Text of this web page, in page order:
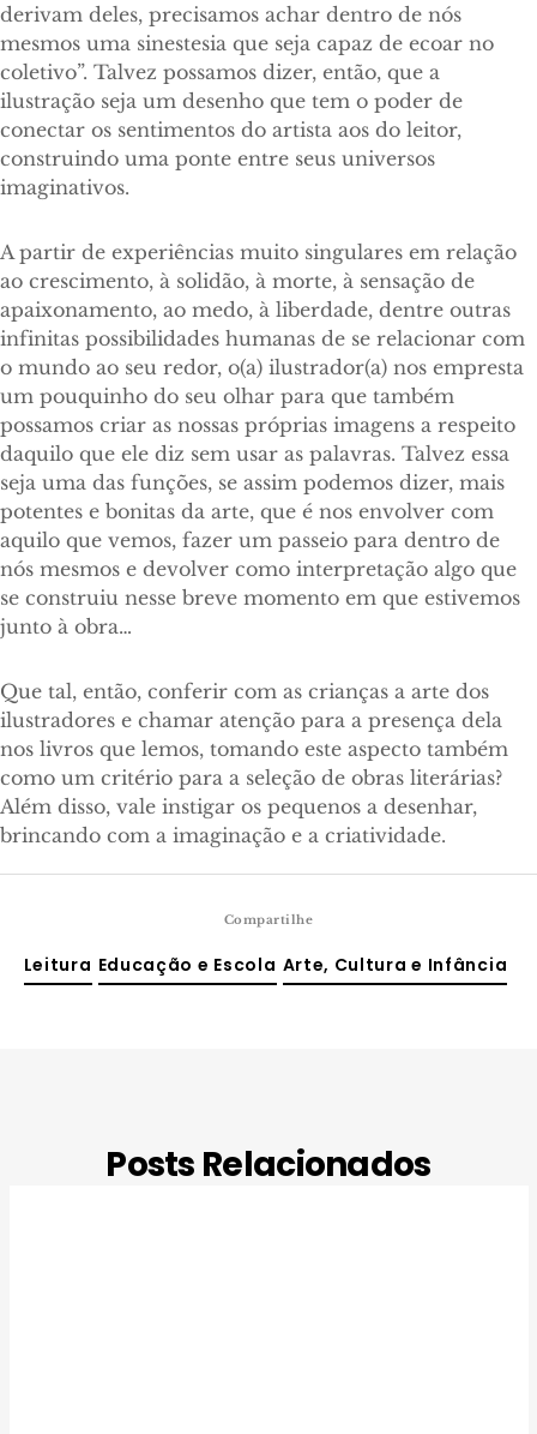
derivam deles, precisamos achar dentro de nós
mesmos uma sinestesia que seja capaz de ecoar no
coletivo”. Talvez possamos dizer, então, que a
ilustração seja um desenho que tem o poder de
conectar os sentimentos do artista aos do leitor,
construindo uma ponte entre seus universos
imaginativos.
A partir de experiências muito singulares em relação
ao crescimento, à solidão, à morte, à sensação de
apaixonamento, ao medo, à liberdade, dentre outras
infinitas possibilidades humanas de se relacionar com
o mundo ao seu redor, o(a) ilustrador(a) nos empresta
um pouquinho do seu olhar para que também
possamos criar as nossas próprias imagens a respeito
daquilo que ele diz sem usar as palavras. Talvez essa
seja uma das funções, se assim podemos dizer, mais
potentes e bonitas da arte, que é nos envolver com
aquilo que vemos, fazer um passeio para dentro de
nós mesmos e devolver como interpretação algo que
se construiu nesse breve momento em que estivemos
junto à obra…
Que tal, então, conferir com as crianças a arte dos
ilustradores e chamar atenção para a presença dela
nos livros que lemos, tomando este aspecto também
como um critério para a seleção de obras literárias?
Além disso, vale instigar os pequenos a desenhar,
brincando com a imaginação e a criatividade.
Compartilhe
Leitura Educação e Escola Arte, Cultura e Infância
Posts Relacionados